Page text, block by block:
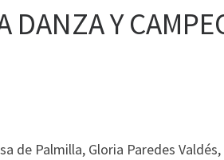
DANZA Y
de Palmilla, Gloria Paredes